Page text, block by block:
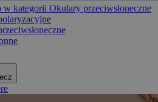
w kategorii Okulary przeciwsłoneczne